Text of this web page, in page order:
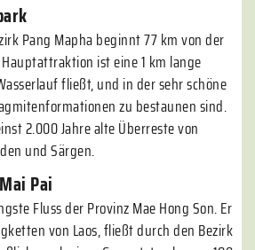
Pang Mapha beginnt 77 km von der
ist eine 1 km lange
fließt, und in der sehr schöne
zu bestaunen sind.
2.000 Jahre alte Überreste von
und Särgen.
Pai
Fluss der Provinz Mae Hong Son. Er
von Laos, fließt durch den Bezirk